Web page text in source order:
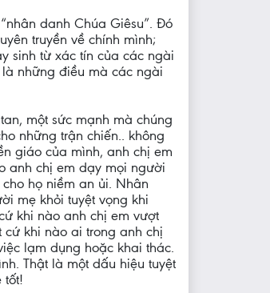
danh Chúa Giêsu”. Đó
truyền về chính mình;
sinh từ xác tín của các ngài
những điều mà các ngài
một sức mạnh mà chúng
những trận chiến.. không
giáo của mình, anh chị em
anh chị em dạy mọi người
họ niềm an ủi. Nhân
mẹ khỏi tuyệt vọng khi
khi nào anh chị em vượt
khi nào ai trong anh chị
lạm dụng hoặc khai thác.
Thật là một dấu hiệu tuyệt
tốt!